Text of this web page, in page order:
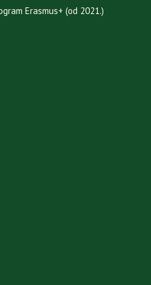
Erasmus+ (od 2021.)